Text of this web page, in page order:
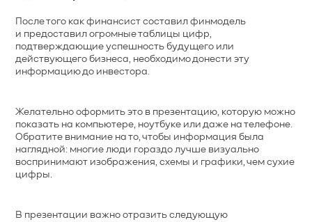
После того как финансист составил финмодель
и предоставил огромные таблицы цифр,
подтверждающие успешность будущего или
действующего бизнеса, необходимо донести эту
информацию до инвестора.
Желательно оформить это в презентацию, которую можно
показать на компьютере, ноутбуке или даже на телефоне.
Обратите внимание на то, чтобы информация была
наглядной: многие люди гораздо лучше визуально
воспринимают изображения, схемы и графики, чем сухие
цифры.
В презентации важно отразить следующую